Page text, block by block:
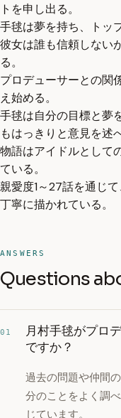
トを申し出る。
手毬は夢を持ち、トッ
彼女は誰も信頼しない
る。
プロデューサーとの関
え始める。
手毬は自分の目標と夢
もはっきりと意見を述
物語はアイドルとして
ている。
親愛度1～27話を通じ
丁寧に描かれている。
ANSWERS
Questions
01
月村手毬がプロ
ですか？
過去の問題や仲間
分のことをよく調
じています。